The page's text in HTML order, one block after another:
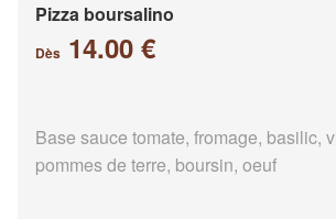
Pizza boursalino
Dès 14.00 €
Base sauce tomate, fromage, basilic,
pommes de terre, boursin, oeuf